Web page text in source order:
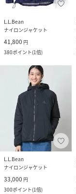
L.L.Bean
ナイロンジャケット
41,800 円
380ポイント(1倍)
L.L.Bean
ナイロンジャケット
33,000 円
300ポイント(1倍)